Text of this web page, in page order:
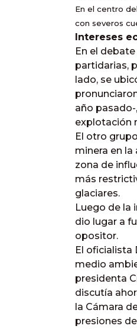
En el centro
con severos
Intereses
En el
partidarias,
lado, se
año
explotación
El otro
minera en
zona de
más
glaciares.
Luego de la
dio lugar a
opositor.
El oficialista
medio
presidenta
discutía
la Cámara
presiones